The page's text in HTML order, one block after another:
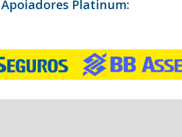
Apoiadores Platinum: